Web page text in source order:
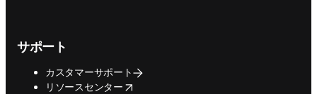
サポート
カスタマーサポート
リソースセンター
opens in new tab/window